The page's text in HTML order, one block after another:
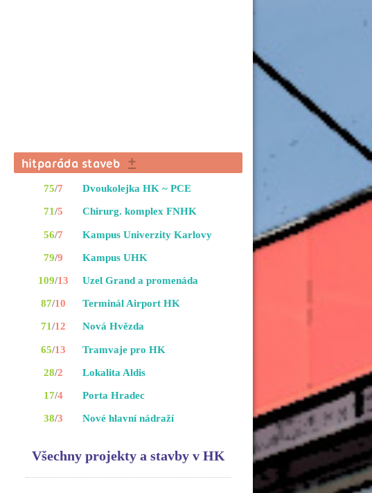
75/7
71/5
56/7
79/9
109/13
87/10
71/12
65/13
28/2
17/4
38/3
Dvoukolejka HK ~ PCE
Chirurg. komplex FNHK
Kampus Univerzity Karlovy
Kampus UHK
Uzel Grand a promenáda
Terminál Airport HK
Nová Hvězda
Tramvaje pro HK
Lokalita Aldis
Porta Hradec
Nové hlavní nádraží
Všechny projekty a stavby v HK